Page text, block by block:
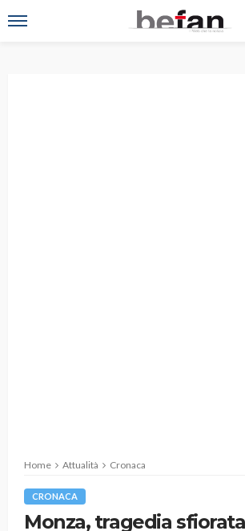
Home Attualità Cronaca
CRONACA
Monza, tragedia